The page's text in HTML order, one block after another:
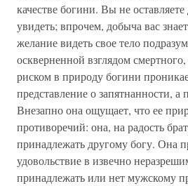
качестве богини. Вы не
увидеть; впрочем, добыча вас
желание видеть свое тело
оскверненной взглядом
риском в природу богини
представление о запятнанности, а
Внезапно она ощущает, что ее
противоречий: она, на радость
принадлежать другому богу. Она
удовольствие в извечно
принадлежать или нет мужскому